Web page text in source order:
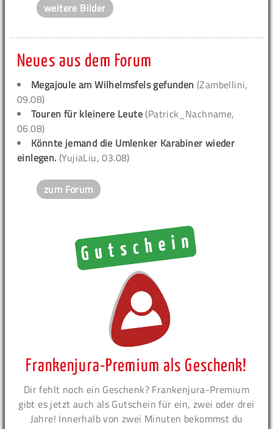
weitere Bilder
Neues aus dem Forum
Megajoule am Wilhelmsfels gefunden (Zambellini,
09.08)
Touren für kleinere Leute (Patrick_Nachname,
06.08)
Könnte jemand die Umlenker Karabiner wieder
einlegen. (YujiaLiu, 03.08)
zum Forum
Frankenjura-Premium als Geschenk!
Dir fehlt noch ein Geschenk? Frankenjura-Premium
gibt es jetzt auch als Gutschein für ein, zwei oder drei
Jahre! Innerhalb von zwei Minuten bekommst du